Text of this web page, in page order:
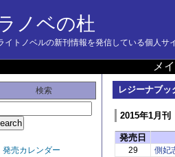
ノベの杜
イトノベルの新刊情報を発信している個人サ
メ
検索
発売カレンダー
レジーナブ
2015年1月刊
発売日
29 側妃